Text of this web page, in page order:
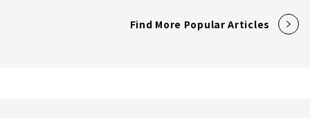
Find More Popular Articles